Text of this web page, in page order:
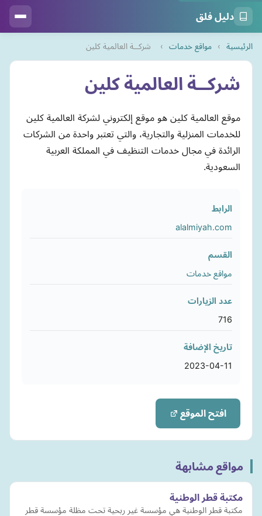
دليل فلق
الرئيسية › مواقع خدمات › شركــة العالمية كلين
شركــة العالمية كلين
موقع العالمية كلين هو موقع إلكتروني لشركة العالمية كلين
للخدمات المنزلية والتجارية، والتي تعتبر واحدة من الشركات
الرائدة في مجال خدمات التنظيف في المملكة العربية
السعودية.
الرابط
alalmiyah.com
القسم
مواقع خدمات
عدد الزيارات
716
تاريخ الإضافة
2023-04-11
افتح الموقع
مواقع مشابهة
مكتبة قطر الوطنية
مكتبة قطر الوطنية هي مؤسسة غير ربحية تحت مظلة مؤسسة قطر